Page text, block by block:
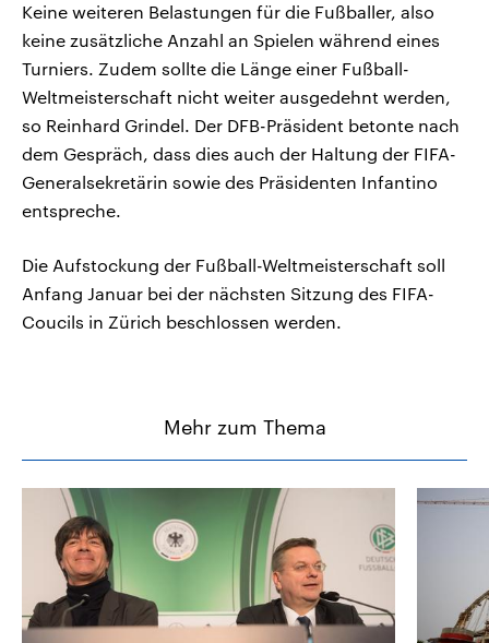
Keine weiteren Belastungen für die Fußballer, also
keine zusätzliche Anzahl an Spielen während eines
Turniers. Zudem sollte die Länge einer Fußball-
Weltmeisterschaft nicht weiter ausgedehnt werden,
so Reinhard Grindel. Der DFB-Präsident betonte nach
dem Gespräch, dass dies auch der Haltung der FIFA-
Generalsekretärin sowie des Präsidenten Infantino
entspreche.
Die Aufstockung der Fußball-Weltmeisterschaft soll
Anfang Januar bei der nächsten Sitzung des FIFA-
Coucils in Zürich beschlossen werden.
Mehr zum Thema